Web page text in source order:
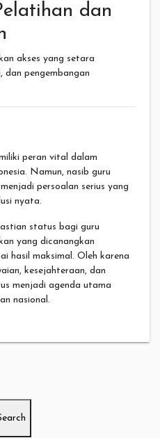
dan
akses yang setara
dan pengembangan
peran vital dalam
Namun, nasib guru
persoalan serius yang
nyata.
status bagi guru
yang dicanangkan
hasil maksimal. Oleh karena
kesejahteraan, dan
menjadi agenda utama
nasional.